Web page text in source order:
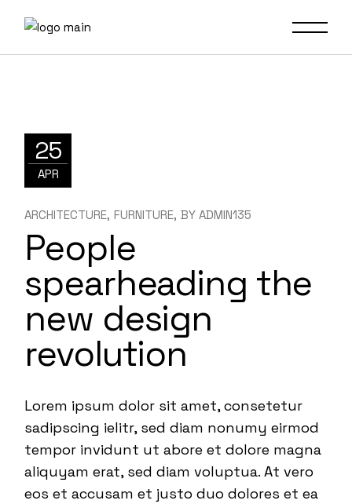
25
APR
ARCHITECTURE FURNITURE BY ADMIN135
People
spearheading the
new design
revolution
Lorem ipsum dolor sit amet, consetetur
sadipscing ielitr, sed diam nonumy eirmod
tempor invidunt ut abore et dolore magna
aliquyam erat, sed diam voluptua. At vero
eos et accusam et justo duo dolores et ea